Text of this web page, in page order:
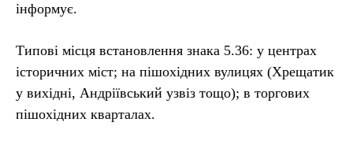
інформує.
Типові місця встановлення знака 5.36: у центрах
історичних міст; на пішохідних вулицях (Хрещатик
у вихідні, Андріївський узвіз тощо); в торгових
пішохідних кварталах.